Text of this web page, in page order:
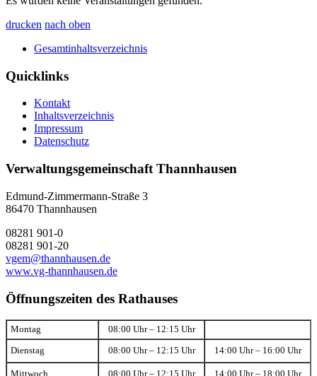
drucken nach oben
Gesamtinhaltsverzeichnis
Quicklinks
Kontakt
Inhaltsverzeichnis
Impressum
Datenschutz
Verwaltungsgemeinschaft Thannhausen
Edmund-Zimmermann-Straße 3
86470 Thannhausen
08281 901-0
08281 901-20
vgem@thannhausen.de
www.vg-thannhausen.de
Öffnungszeiten des Rathauses
Montag 08:00 Uhr – 12:15 Uhr
Dienstag 08:00 Uhr – 12:15 Uhr 14:00 Uhr – 16:00 Uhr